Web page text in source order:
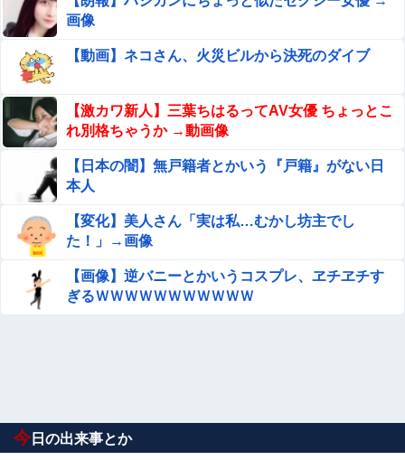
画像
【動画】ネコさん、火災ビルから決死のダイブ
【激カワ新人】三葉ちはるってAV女優 ちょっとこ
れ別格ちゃうか →動画像
【日本の闇】無戸籍者とかいう『戸籍』がない日
本人
【変化】美人さん「実は私…むかし坊主でし
た！」→画像
【画像】逆バニーとかいうコスプレ、ヱチヱチす
ぎるＷＷＷＷＷＷＷＷＷＷＷ
今 日の出来事とか